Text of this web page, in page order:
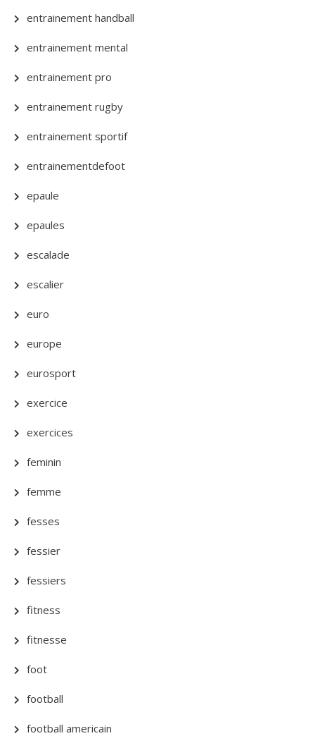
entrainement handball
entrainement mental
entrainement pro
entrainement rugby
entrainement sportif
entrainementdefoot
epaule
epaules
escalade
escalier
euro
europe
eurosport
exercice
exercices
feminin
femme
fesses
fessier
fessiers
fitness
fitnesse
foot
football
football americain